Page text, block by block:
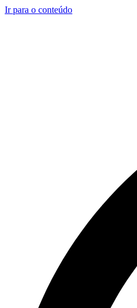
Ir para o conteúdo